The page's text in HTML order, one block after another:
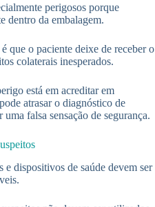
perigosos porque
dentro da embalagem.
que o paciente deixe de receber o
colaterais inesperados.
está em acreditar em
atrasar o diagnóstico de
falsa sensação de segurança.
dispositivos de saúde devem ser